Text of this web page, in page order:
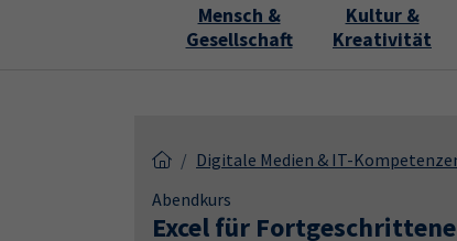
Mensch &
Gesellschaft
Kultur &
Kreativität
Digitale Medien & IT-
Abendkurs
Excel für Fortgeschrittene